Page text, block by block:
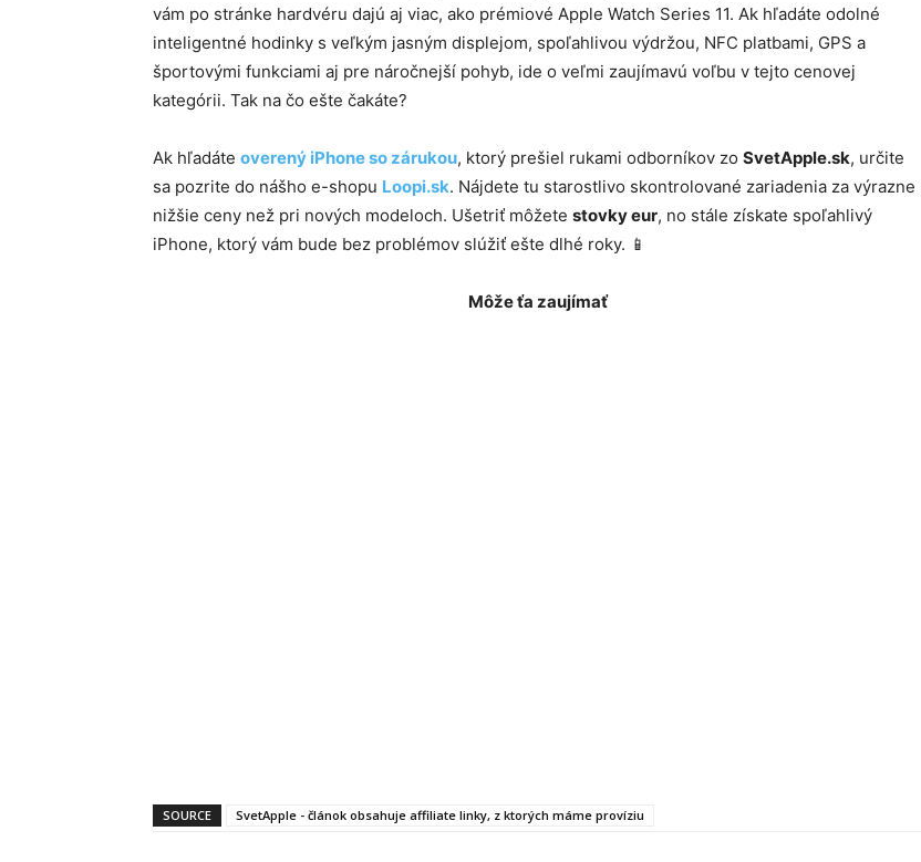
vám po stránke hardvéru dajú aj viac, ako prémiové Apple Watch Series 11. Ak hľadáte odolné
inteligentné hodinky s veľkým jasným displejom, spoľahlivou výdržou, NFC platbami, GPS a
športovými funkciami aj pre náročnejší pohyb, ide o veľmi zaujímavú voľbu v tejto cenovej
kategórii. Tak na čo ešte čakáte?
Ak hľadáte overený iPhone so zárukou, ktorý prešiel rukami odborníkov zo SvetApple.sk, určite
sa pozrite do nášho e-shopu Loopi.sk. Nájdete tu starostlivo skontrolované zariadenia za výrazne
nižšie ceny než pri nových modeloch. Ušetriť môžete stovky eur, no stále získate spoľahlivý
iPhone, ktorý vám bude bez problémov slúžiť ešte dlhé roky. 📱
Môže ťa zaujímať
SOURCE SvetApple - článok obsahuje affiliate linky, z ktorých máme províziu